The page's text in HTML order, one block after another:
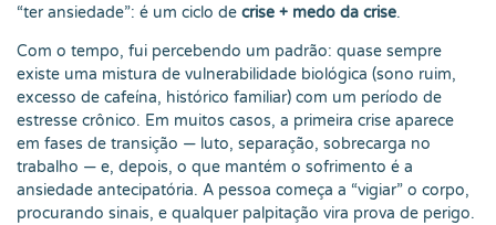
“ter ansiedade”: é um ciclo de crise + medo da crise.
Com o tempo, fui percebendo um padrão: quase sempre
existe uma mistura de vulnerabilidade biológica (sono ruim,
excesso de cafeína, histórico familiar) com um período de
estresse crônico. Em muitos casos, a primeira crise aparece
em fases de transição — luto, separação, sobrecarga no
trabalho — e, depois, o que mantém o sofrimento é a
ansiedade antecipatória. A pessoa começa a “vigiar” o corpo,
procurando sinais, e qualquer palpitação vira prova de perigo.